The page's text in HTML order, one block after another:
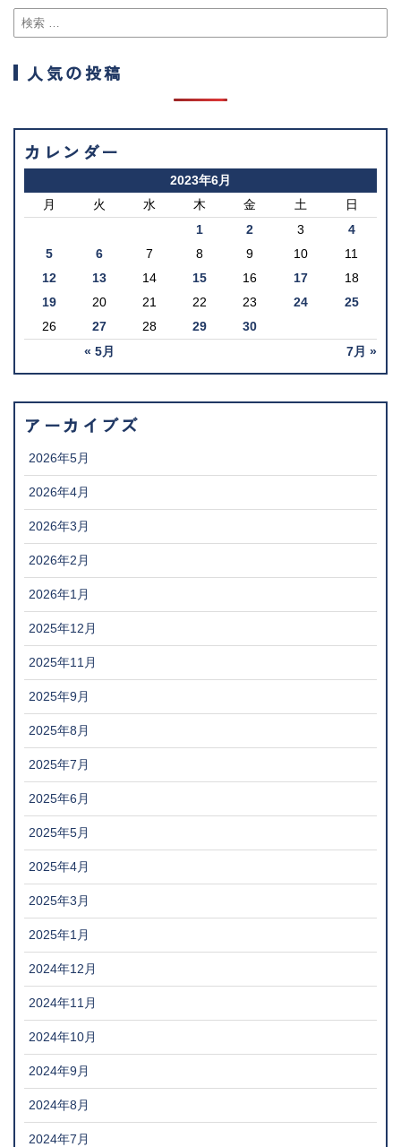
人気の投稿
カレンダー
2023年6月
月
火 水 木 金 土 日
« 5月 7月 »
1 2 3
4
5
6 7 8 9 10
11
12
13 14 15 16 17
18
19
20 21 22 23 24
25
26
27 28 29 30
アーカイブズ
2026年5月
2026年4月
2026年3月
2026年2月
2026年1月
2025年12月
2025年11月
2025年9月
2025年8月
2025年7月
2025年6月
2025年5月
2025年4月
2025年3月
2025年1月
2024年12月
2024年11月
2024年10月
2024年9月
2024年8月
2024年7月